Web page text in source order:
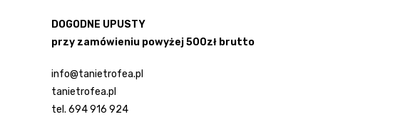
DOGODNE UPUSTY
przy zamówieniu powyżej 500zł brutto
info@tanietrofea.pl
tanietrofea.pl
tel. 694 916 924